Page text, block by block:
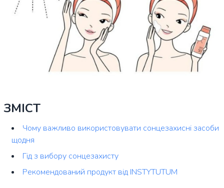
ЗМІСТ
Чому важливо використовувати сонцезахисні засоби
щодня
Гід з вибору сонцезахисту
Рекомендований продукт від INSTYTUTUM